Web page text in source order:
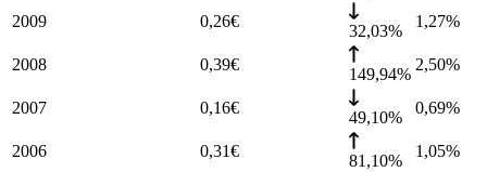
2009 0,26€
32,03%
1,27%
2008 0,39€
149,94%
2,50%
2007 0,16€
49,10%
0,69%
2006 0,31€
81,10%
1,05%